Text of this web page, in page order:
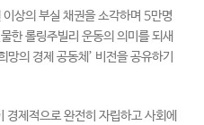
상의 부실 채권을 소각하며 5만명
한 롤링주빌리 운동의 의미를 되새
의 경제 공동체’ 비전을 공유하기
제적으로 완전히 자립하고 사회에